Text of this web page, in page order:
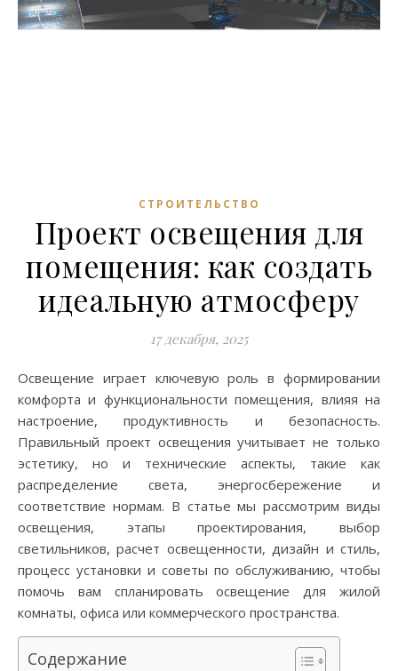
СТРОИТЕЛЬСТВО
Проект освещения для
помещения: как создать
идеальную атмосферу
17 декабря, 2025
Освещение играет ключевую роль в формировании
комфорта и функциональности помещения, влияя на
настроение, продуктивность и безопасность.
Правильный проект освещения учитывает не только
эстетику, но и технические аспекты, такие как
распределение света, энергосбережение и
соответствие нормам. В статье мы рассмотрим виды
освещения, этапы проектирования, выбор
светильников, расчет освещенности, дизайн и стиль,
процесс установки и советы по обслуживанию, чтобы
помочь вам спланировать освещение для жилой
комнаты, офиса или коммерческого пространства.
Содержание